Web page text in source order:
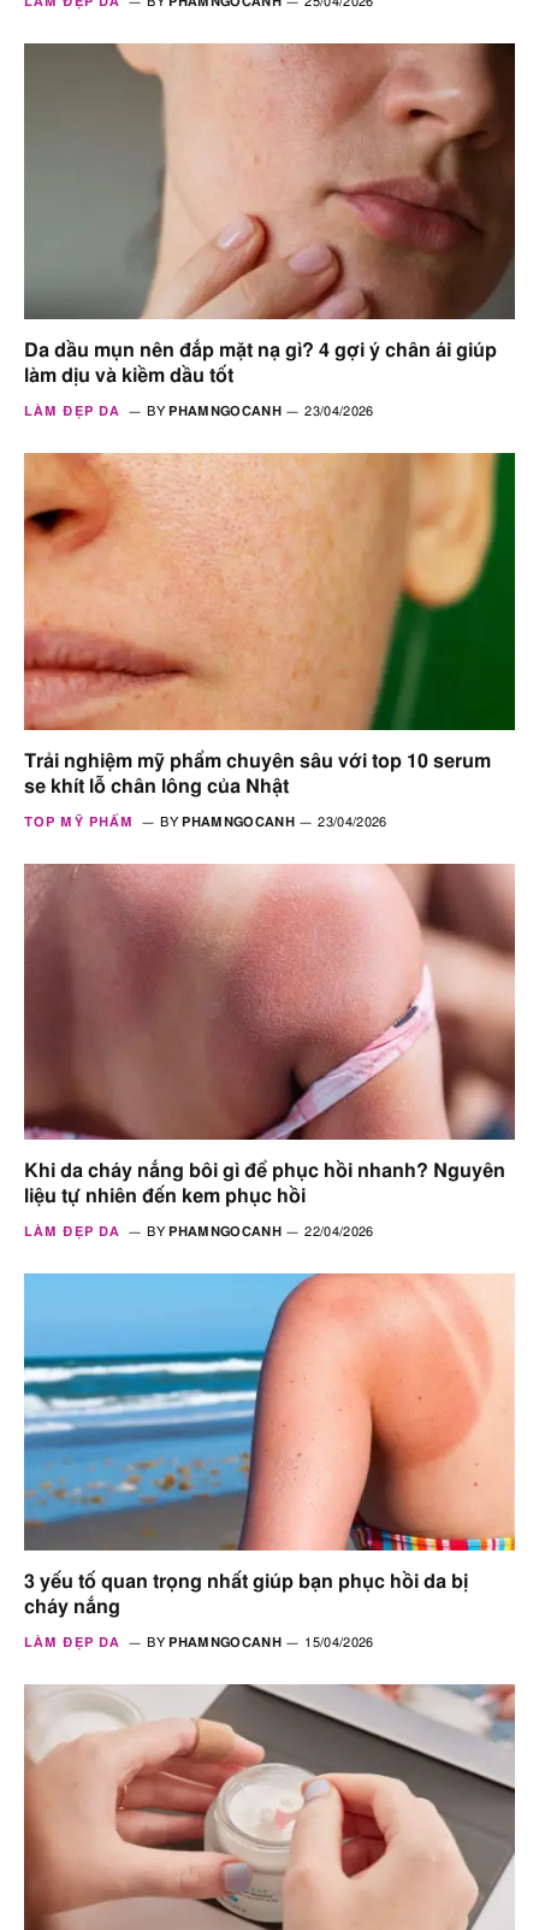
Da dầu mụn nên đắp mặt nạ gì? 4 gợi ý chân ái giúp
làm dịu và kiềm dầu tốt
LÀM ĐẸP DA BY PHAMNGOCANH 23/04/2026
Trải nghiệm mỹ phẩm chuyên sâu với top 10 serum
se khít lỗ chân lông của Nhật
TOP MỸ PHẨM BY PHAMNGOCANH 23/04/2026
Khi da cháy nắng bôi gì để phục hồi nhanh? Nguyên
liệu tự nhiên đến kem phục hồi
LÀM ĐẸP DA BY PHAMNGOCANH 22/04/2026
3 yếu tố quan trọng nhất giúp bạn phục hồi da bị
cháy nắng
LÀM ĐẸP DA BY PHAMNGOCANH 15/04/2026